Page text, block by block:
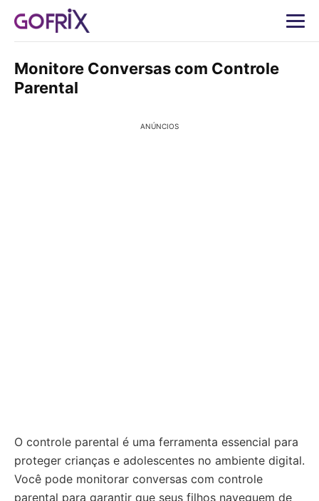
Monitore Conversas com Controle
Parental
ANÚNCIOS
O controle parental é uma ferramenta essencial para
proteger crianças e adolescentes no ambiente digital.
Você pode monitorar conversas com controle
parental para garantir que seus filhos naveguem de